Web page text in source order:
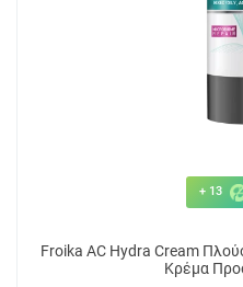
+ 13
Froika AC Hydra Cream
Κρέμα